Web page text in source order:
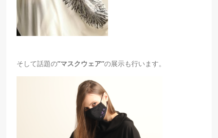
そして話題の”マスクウェア”の展示も行います。